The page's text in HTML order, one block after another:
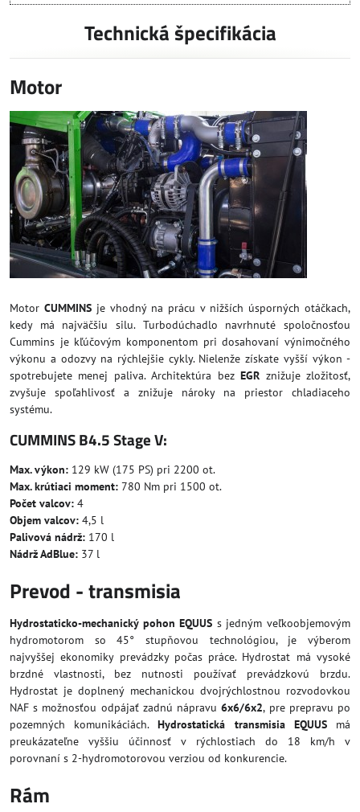
Technická špecifikácia
Motor
Motor CUMMINS je vhodný na prácu v nižších úsporných otáčkach,
kedy má najväčšiu silu. Turbodúchadlo navrhnuté spoločnosťou
Cummins je kľúčovým komponentom pri dosahovaní výnimočného
výkonu a odozvy na rýchlejšie cykly. Nielenže získate vyšší výkon -
spotrebujete menej paliva. Architektúra bezEGR znižuje zložitosť,
zvyšuje spoľahlivosť a znižuje nároky na priestor chladiaceho
systému.
CUMMINS B4.5 Stage V:
Max. výkon: 129 kW (175 PS) pri 2200 ot.
Max. krútiaci moment: 780 Nm pri 1500 ot.
Počet valcov: 4
Objem valcov: 4,5 l
Palivová nádrž: 170 l
Nádrž AdBlue: 37 l
Prevod - transmisia
Hydrostaticko-mechanický pohon EQUUS s jedným veľkoobjemovým
hydromotorom so 45° stupňovou technológiou, je výberom
najvyššej ekonomiky prevádzky počas práce. Hydrostat má vysoké
brzdné vlastnosti, bez nutnosti používať prevádzkovú brzdu.
Hydrostat je doplnený mechanickou dvojrýchlostnou rozvodovkou
NAF s možnosťou odpájať zadnú nápravu6x6/6x2, pre prepravu po
pozemných komunikáciách.Hydrostatická transmisia EQUUSmá
preukázateľne vyššiu účinnosť v rýchlostiach do 18 km/h v
porovnaní s 2-hydromotorovou verziou od konkurencie.
Rám